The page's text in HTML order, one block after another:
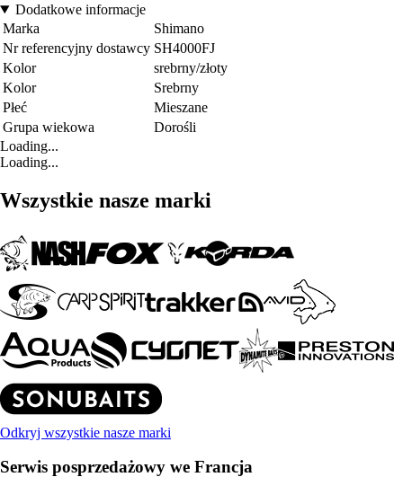
Dodatkowe informacje
Marka
Shimano
Nr referencyjny dostawcy SH4000FJ
Kolor
srebrny/złoty
Kolor
Srebrny
Płeć
Mieszane
Grupa wiekowa
Dorośli
Loading...
Loading...
Wszystkie nasze marki
Odkryj wszystkie nasze marki
Serwis posprzedażowy we Francja